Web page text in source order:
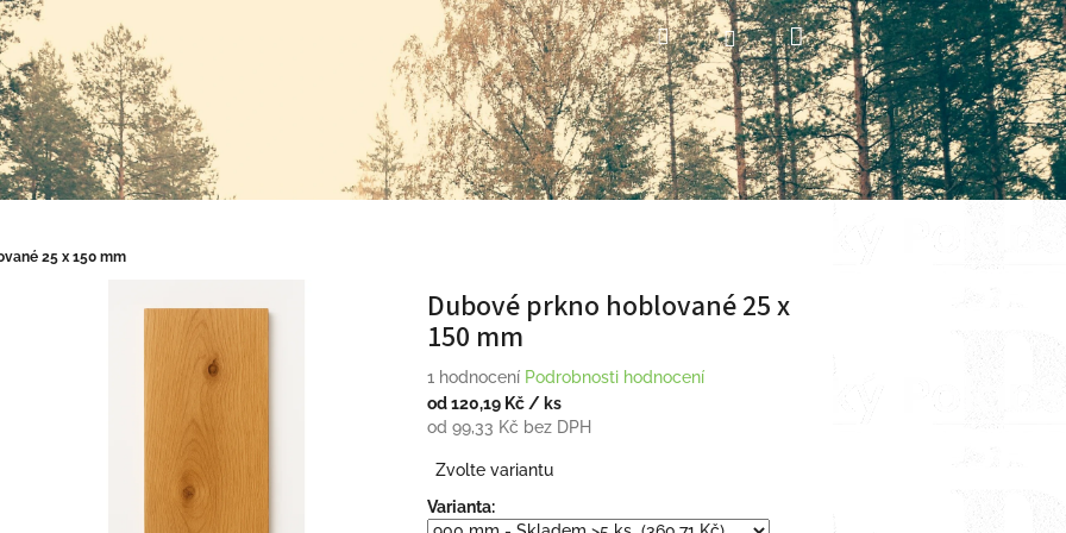
HledatPřihlášeníNákupní
košík
25 x 150 mm
Dubové prkno hoblované 25 x
150 mm
Průměrné
hodnocení
produktu
5,0
z
5
1 hodnocení Podrobnosti hodnocení
od120,19 Kč / ks
od 99,33 Kč bez DPH
cena:
Zvolte variantu
Varianta: